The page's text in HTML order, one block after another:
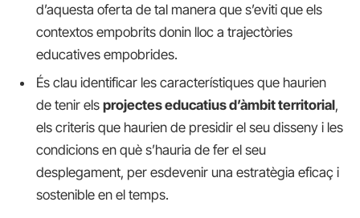
d’aquesta oferta de tal manera que s’eviti que els
contextos empobrits donin lloc a trajectòries
educatives empobrides.
És clau identificar les característiques que haurien
de tenir els projectes educatius d’àmbit territorial,
els criteris que haurien de presidir el seu disseny i les
condicions en què s’hauria de fer el seu
desplegament, per esdevenir una estratègia eficaç i
sostenible en el temps.